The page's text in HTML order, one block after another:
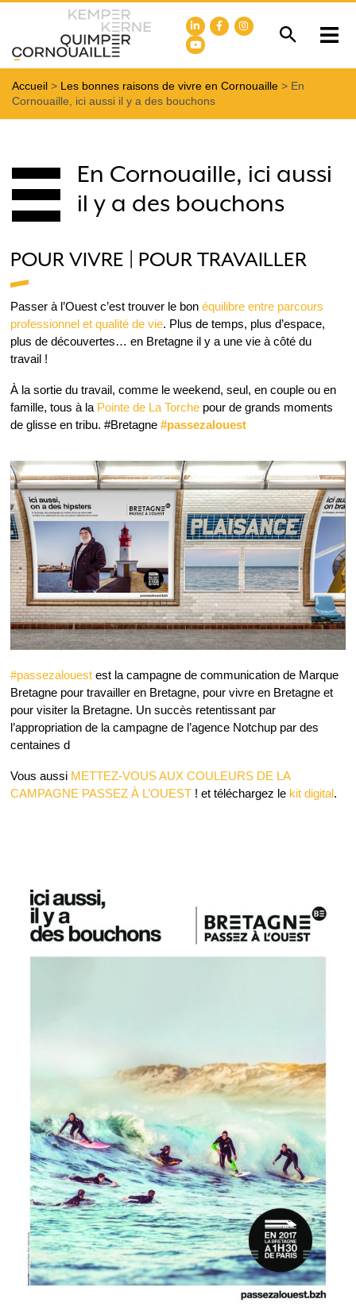
Accueil > Les bonnes raisons de vivre en Cornouaille > En
Cornouaille, ici aussi il y a des bouchons
En Cornouaille, ici aussi
il y a des bouchons
POUR VIVRE | POUR TRAVAILLER
Passer à l’Ouest c’est trouver le bon équilibre entre parcours
professionnel et qualité de vie. Plus de temps, plus d’espace,
plus de découvertes… en Bretagne il y a une vie à côté du
travail !
À la sortie du travail, comme le weekend, seul, en couple ou en
famille, tous à la Pointe de La Torche pour de grands moments
de glisse en tribu. #Bretagne #passezalouest
#passezalouest est la campagne de communication de Marque
Bretagne pour travailler en Bretagne, pour vivre en Bretagne et
pour visiter la Bretagne. Un succès retentissant par
l’appropriation de la campagne de l’agence Notchup par des
centaines d
Vous aussi METTEZ-VOUS AUX COULEURS DE LA
CAMPAGNE PASSEZ À L’OUEST ! et téléchargez lekit digital.